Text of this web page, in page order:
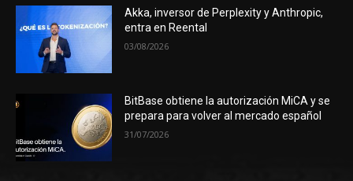
Akka, inversor de Perplexity y Anthropic,
entra en Reental
03/08/2026
BitBase obtiene la autorización MiCA y se
prepara para volver al mercado español
31/07/2026